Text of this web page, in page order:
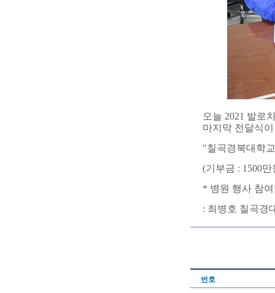
오늘 2021 발로
마지막 전달식
"칠곡경북대학
(기부금 : 1500만
* 병원 행사 참
: 최병호 칠곡경
번호